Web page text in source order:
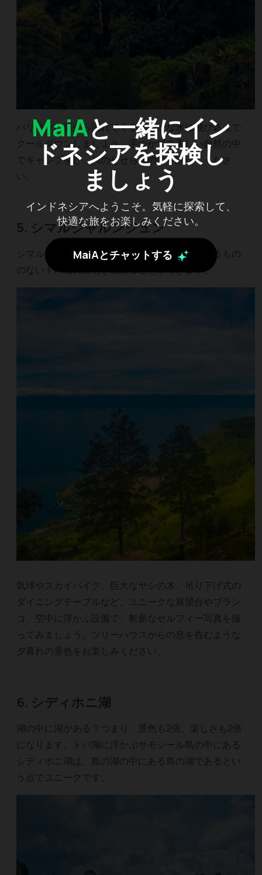
MaiAと一緒にイン
ドネシアを探検し
ましょう
インドネシアへようこそ。気軽に探索して、
快適な旅をお楽しみください。
MaiAとチャットする
バリサン山脈から流れてくる爽やかな水に飛び込んで
クールダウンしましょう。手つかずの美しい自然の中
でキャンプをし、川のせせらぎの音を聞いてくださ
い。
5. シマルジャルンジュン
シマルジャルンジュンの丘の展望台からは、遮るもの
のないトバ湖の景色を眺めることができます。
気球やスカイバイク、巨大なヤシの木、吊り下げ式の
ダイニングテーブルなど、ユニークな展望台やブラン
コ、空中に浮かぶ設備で、斬新なセルフィー写真を撮
ってみましょう。ツリーハウスからの息を呑むような
夕暮れの景色をお楽しみください。
6. シディホニ湖
湖の中に湖がある？つまり、景色も2倍、楽しさも2倍
になります。トバ湖に浮かぶサモシール島の中にある
シディホニ湖は、島の湖の中にある島の湖であるとい
う点でユニークです。